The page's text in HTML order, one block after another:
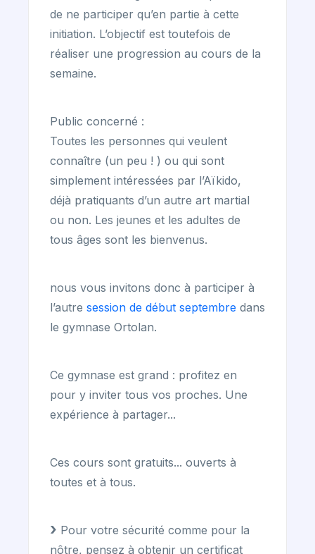
de ne participer qu’en partie à cette
initiation. L’objectif est toutefois de
réaliser une progression au cours de la
semaine.
Public concerné :
Toutes les personnes qui veulent
connaître (un peu ! ) ou qui sont
simplement intéressées par l’Aïkido,
déjà pratiquants d’un autre art martial
ou non. Les jeunes et les adultes de
tous âges sont les bienvenus.
nous vous invitons donc à participer à
l’autre session de début septembre dans
le gymnase Ortolan.
Ce gymnase est grand : profitez en
pour y inviter tous vos proches. Une
expérience à partager...
Ces cours sont gratuits... ouverts à
toutes et à tous.
Pour votre sécurité comme pour la
nôtre, pensez à obtenir un certificat